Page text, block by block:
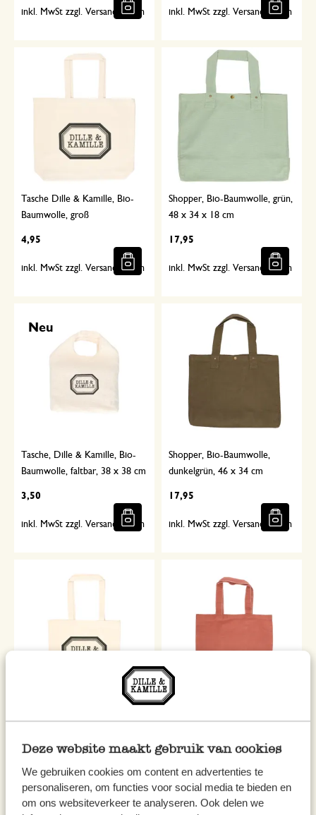
Deze website maakt gebruik van cookies
We gebruiken cookies om content en advertenties te
personaliseren, om functies voor social media te bieden en
om ons websiteverkeer te analyseren. Ook delen we
inkl. MwSt zzgl. Versandkosten inkl. MwSt zzgl. Versandkosten
Tasche Dille & Kamille, Bio-
Baumwolle, groß
4,95
inkl. MwSt zzgl. Versandkosten
Shopper, Bio-Baumwolle, grün,
48 x 34 x 18 cm
17,95
inkl. MwSt zzgl. Versandkosten
Neu
Tasche, Dille & Kamille, Bio-
Baumwolle, faltbar, 38 x 38 cm
3,50
inkl. MwSt zzgl. Versandkosten
Shopper, Bio-Baumwolle,
dunkelgrün, 46 x 34 cm
17,95
inkl. MwSt zzgl. Versandkosten
3,50
inkl. MwSt zzgl. Versandkosten
11,95